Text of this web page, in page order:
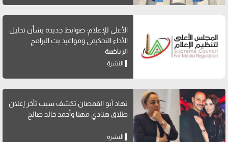
الأعلى للإعلام: ضوابط جديدة بشأن تحليل
الأداء التحكيمي ومواعيد بث البرامج
الرياضية
النشرة
نهاد أبو القمصان تكشف سبب تأخر إعلان
طلاق هنادي مهنا وأحمد خالد صالح
النشرة